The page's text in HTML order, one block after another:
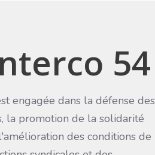
54
engagée dans la défense des
la promotion de la solidarité
des conditions de